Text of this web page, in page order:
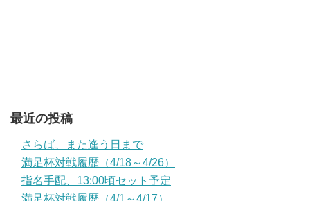
最近の投稿
さらば、また逢う日まで
満足杯対戦履歴（4/18～4/26）
指名手配、13:00頃セット予定
満足杯対戦履歴（4/1～4/17）